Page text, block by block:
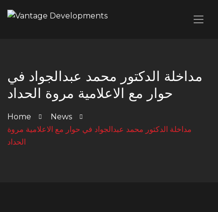
مداخلة الدكتور محمد عبدالجواد في
حوار مع الاعلامية مروة الحداد
Home
News
مداخلة الدكتور محمد عبدالجواد في حوار مع الاعلامية مروة
الحداد